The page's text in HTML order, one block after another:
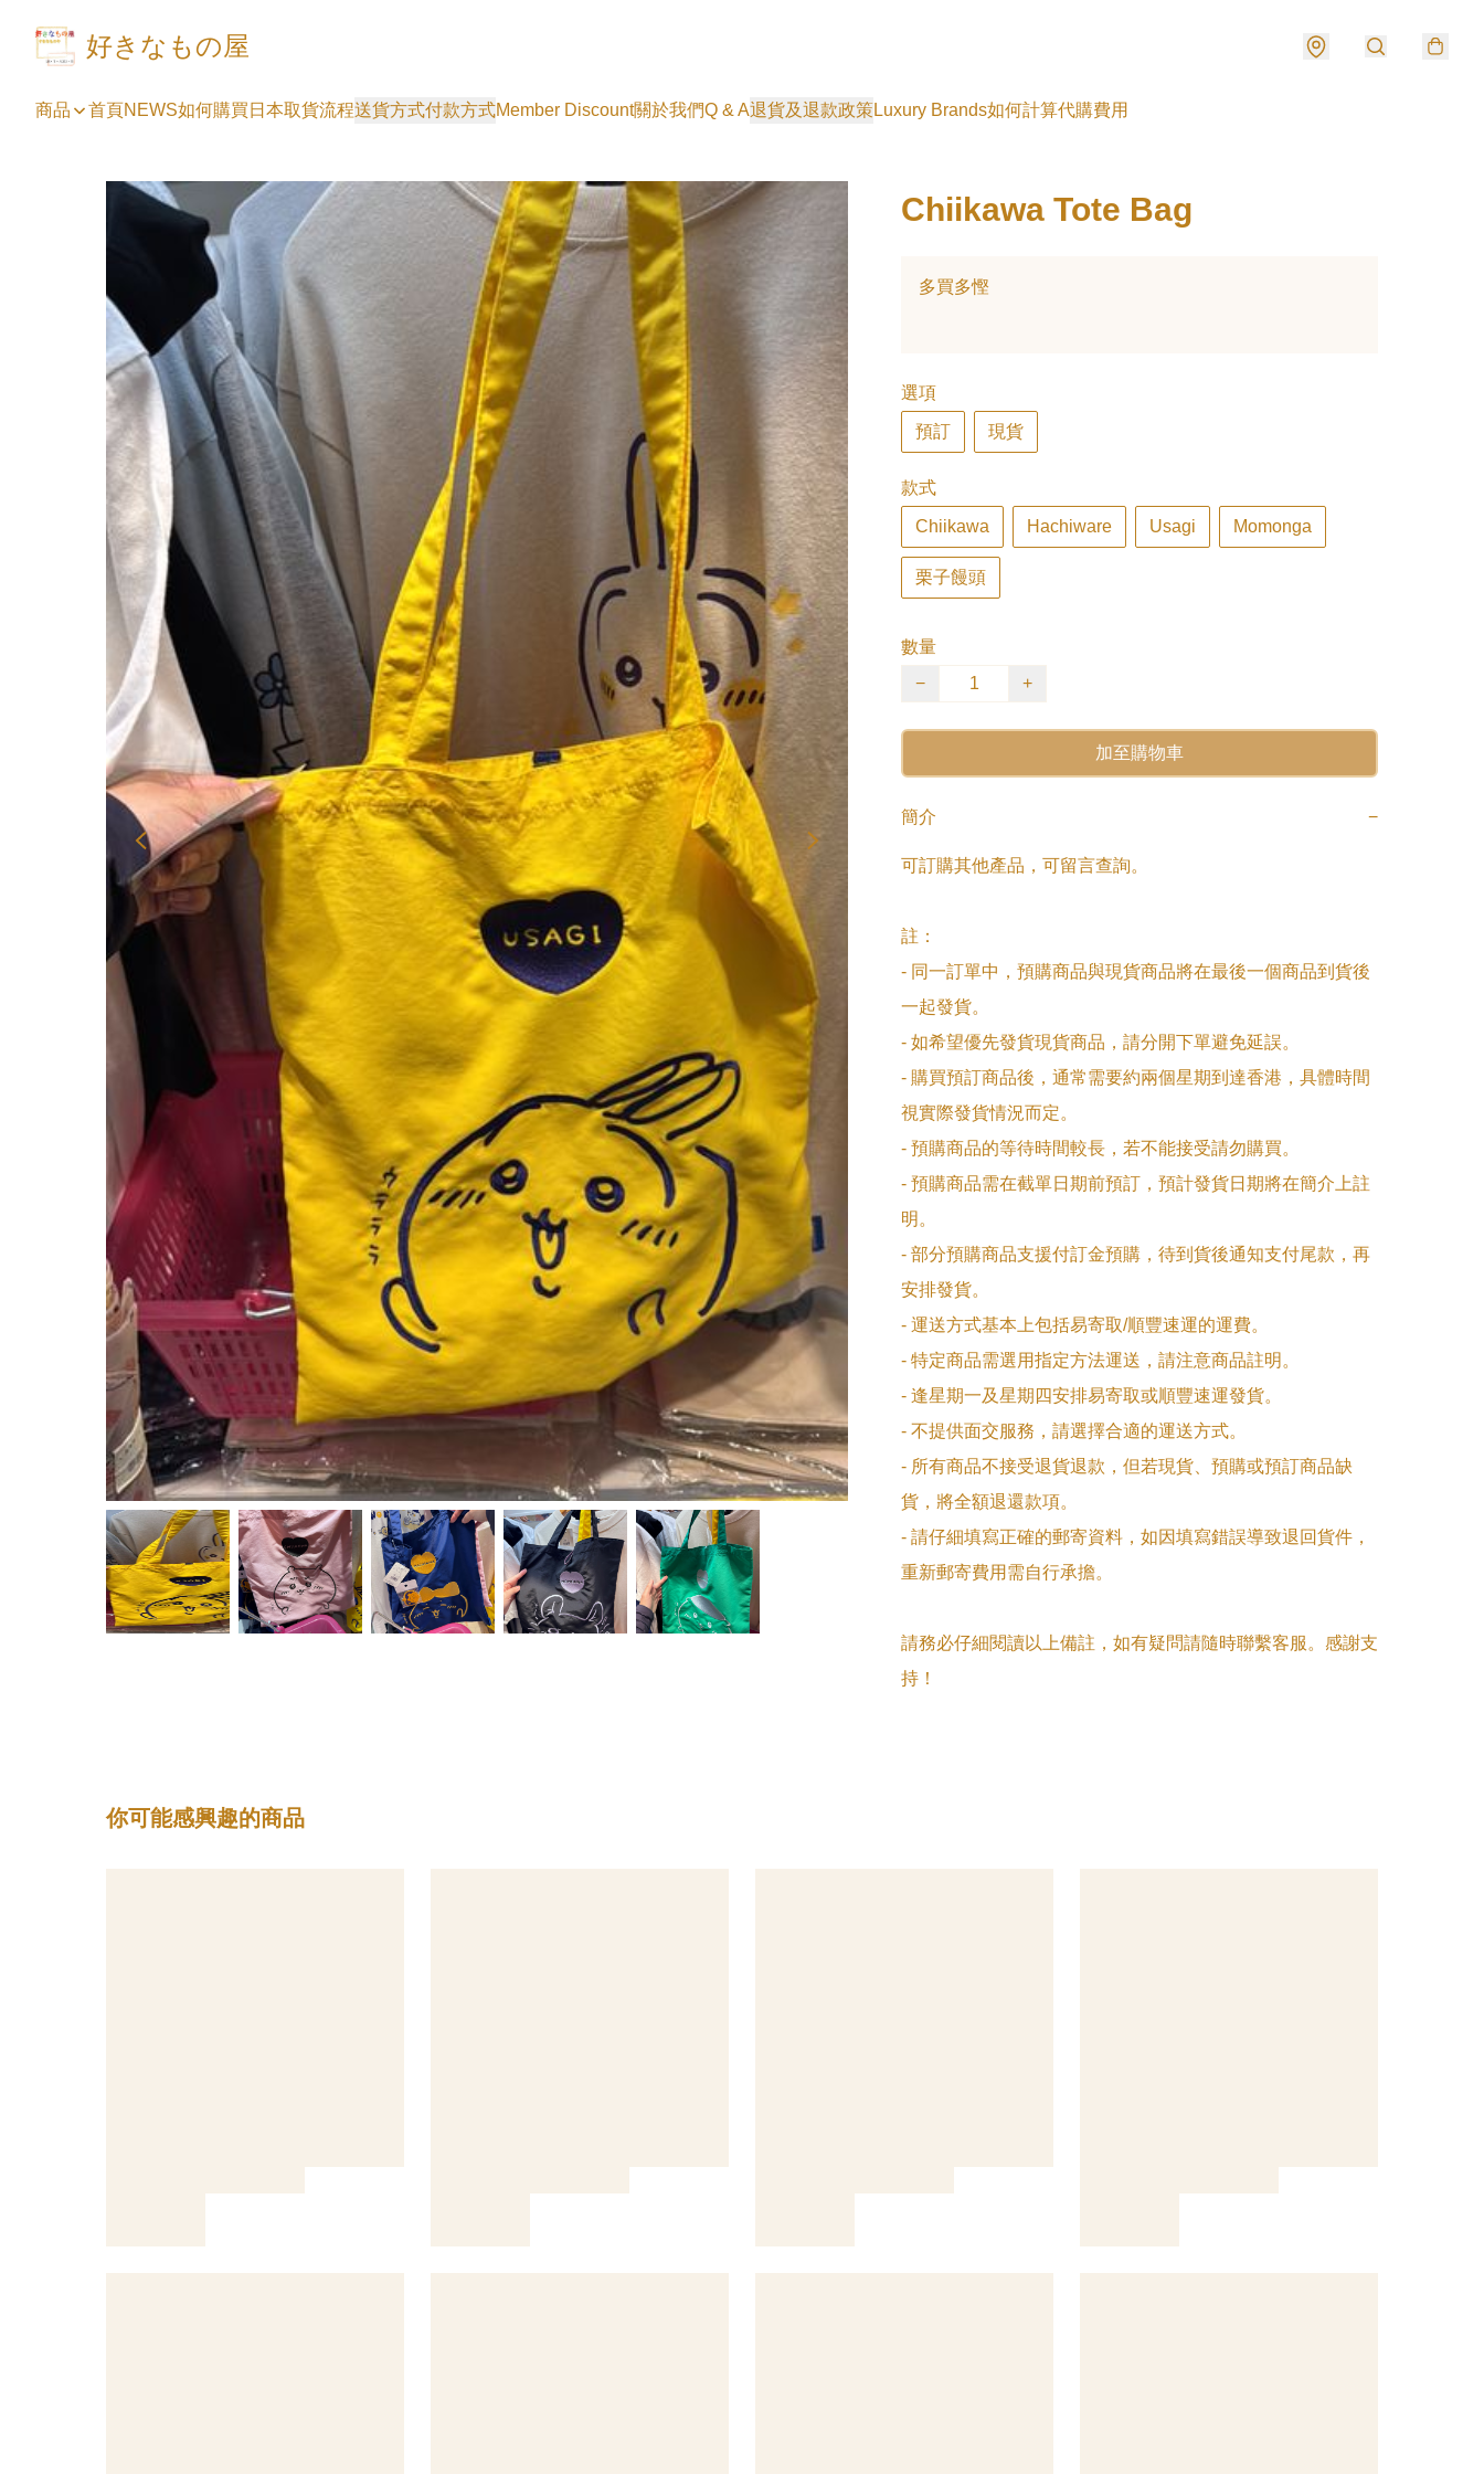
好きなもの屋
商品 首頁NEWS如何購買 日本取貨流程送貨方式付款方式Member Discount關於我們Q & A退貨及退款政策Luxury Brands如何計算代購費用
Chiikawa Tote Bag
多買多慳
選項
預訂 現貨
款式
Chiikawa Hachiware Usagi Momonga
栗子饅頭
數量
−
+
加至購物車
簡介 −
可訂購其他產品，可留言查詢。
註：
- 同一訂單中，預購商品與現貨商品將在最後一個商品到貨後
一起發貨。
- 如希望優先發貨現貨商品，請分開下單避免延誤。
- 購買預訂商品後，通常需要約兩個星期到達香港，具體時間
視實際發貨情況而定。
- 預購商品的等待時間較長，若不能接受請勿購買。
- 預購商品需在截單日期前預訂，預計發貨日期將在簡介上註
明。
- 部分預購商品支援付訂金預購，待到貨後通知支付尾款，再
安排發貨。
- 運送方式基本上包括易寄取/順豐速運的運費。
- 特定商品需選用指定方法運送，請注意商品註明。
- 逢星期一及星期四安排易寄取或順豐速運發貨。
- 不提供面交服務，請選擇合適的運送方式。
- 所有商品不接受退貨退款，但若現貨、預購或預訂商品缺
貨，將全額退還款項。
- 請仔細填寫正確的郵寄資料，如因填寫錯誤導致退回貨件，
重新郵寄費用需自行承擔。
請務必仔細閱讀以上備註，如有疑問請隨時聯繫客服。感謝支
持！
你可能感興趣的商品